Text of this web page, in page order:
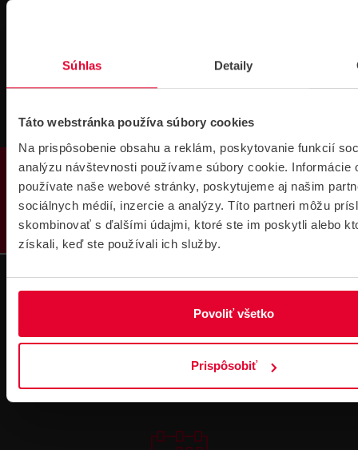
Súhlas Detaily
Táto webstránka používa súbory cookies
Na prispôsobenie obsahu a reklám, poskytovanie funkcií
analýzu návštevnosti používame súbory cookie. Informácie
používate naše webové stránky, poskytujeme aj našim
sociálnych médií, inzercie a analýzy. Títo partneri môžu
skombinovať s ďalšími údajmi, ktoré ste im poskytli alebo
získali, keď ste používali ich služby.
Povoliť všetko
Prispôsobiť
PRODUKTY
Súbory
na stiahnutie
objednávkach nad 300 € bez DPH